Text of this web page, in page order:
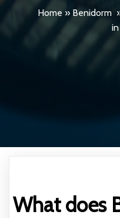
Home » Benidorm
What does